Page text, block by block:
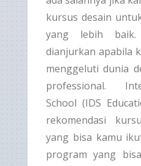
kursus desain
yang lebih
dianjurkan apabila
menggeluti dunia
professional.
School (IDS
rekomendasi
yang bisa kamu
program yang